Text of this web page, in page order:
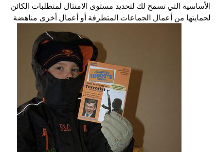
الأساسية التي تسمح لك لتحديد مستوى الامتثال لمتطلبات الكائن
لحمايتها من أعمال الجماعات المتطرفة أو أعمال أخرى مناهضة